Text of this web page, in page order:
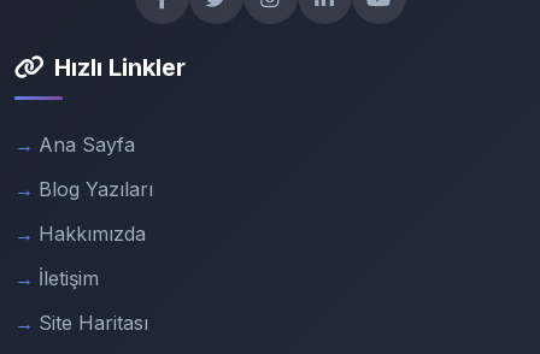
Hızlı Linkler
Ana Sayfa
Blog Yazıları
Hakkımızda
İletişim
Site Haritası